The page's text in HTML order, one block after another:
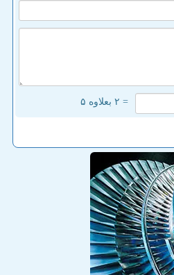
= ۲ بعلاوه ۵